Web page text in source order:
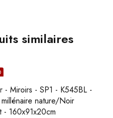
similaires
- Miroirs - SP1 - K545BL -
nature/Noir
- 160x91x20cm